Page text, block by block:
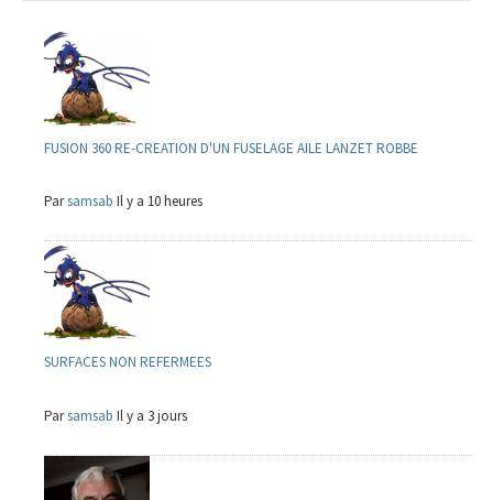
FUSION 360 RE-CREATION D'UN FUSELAGE AILE LANZET ROBBE
Parsamsab Il y a 10 heures
SURFACES NON REFERMEES
Parsamsab Il y a 3 jours